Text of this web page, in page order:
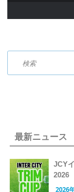
最新ニュース
JCY
2026
2026